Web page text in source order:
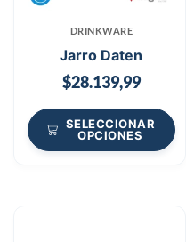
DRINKWARE
Jarro Daten
$28.139,99
SELECCIONAR
OPCIONES